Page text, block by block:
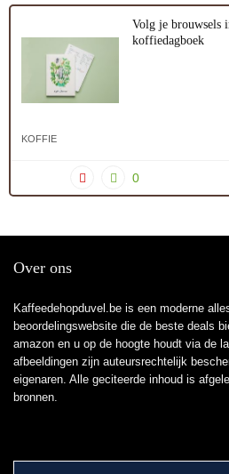
Volg je brouwsels
koffiedagboek
KOFFIE
0
Over ons
Kaffeedehopduvel.be is een moderne
beoordelingswebsite die de beste deals
amazon en u op de hoogte houdt via de
afbeeldingen zijn auteursrechtelijk
eigenaren. Alle geciteerde inhoud is
bronnen.